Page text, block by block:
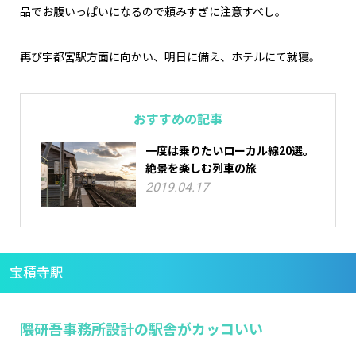
品でお腹いっぱいになるので頼みすぎに注意すべし。
再び宇都宮駅方面に向かい、明日に備え、ホテルにて就寝。
おすすめの記事
一度は乗りたいローカル線20選。
絶景を楽しむ列車の旅
2019.04.17
宝積寺駅
隈研吾事務所設計の駅舎がカッコいい